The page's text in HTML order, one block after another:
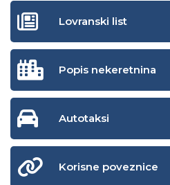
Lovranski list
Popis nekeretnina
Autotaksi
Korisne poveznice